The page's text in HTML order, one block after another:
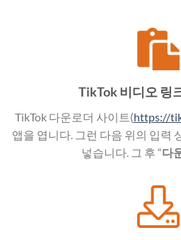
TikTok 비디오 링
TikTok 다운로더 사이트(https://
앱을 엽니다. 그런 다음 위의 입력
넣습니다. 그 후 “다